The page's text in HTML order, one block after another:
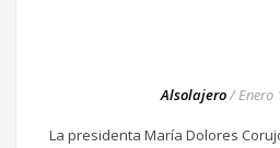
Alsolajero/Enero
La presidenta María Dolores